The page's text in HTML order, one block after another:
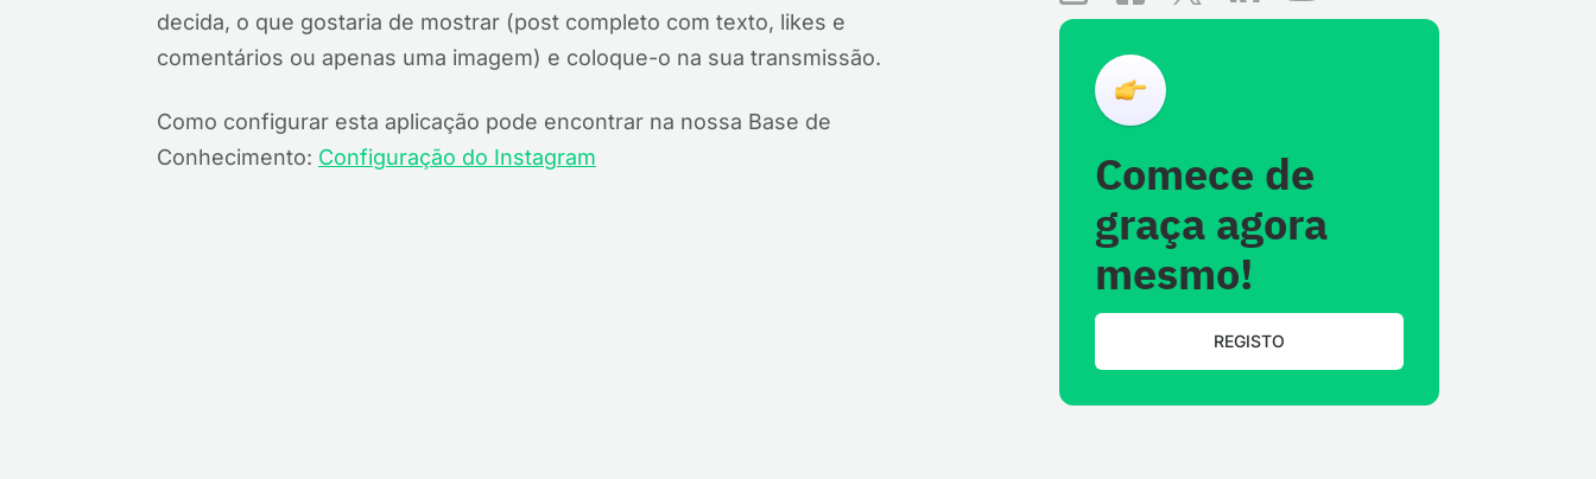
decida, o que gostaria de mostrar (post completo com texto, likes e
comentários ou apenas uma imagem) e coloque-o na sua transmissão.
Como configurar esta aplicação pode encontrar na nossa Base de
Conhecimento: Configuração do Instagram
Comece de
graça agora
mesmo!
REGISTO